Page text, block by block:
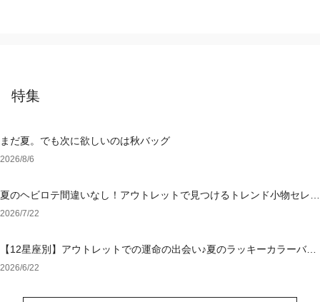
特集
まだ夏。でも次に欲しいのは秋バッグ
2026/8/6
夏のヘビロテ間違いなし！アウトレットで見つけるトレンド小物セレク
ション
2026/7/22
【12星座別】アウトレットでの運命の出会い♪夏のラッキーカラーバッ
グ＆小物
2026/6/22